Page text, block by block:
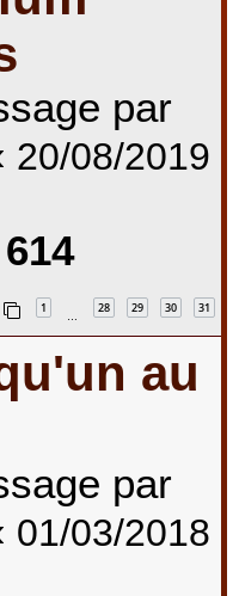
par
20/08/2019
614
1 28 29 30 31
au
par
01/03/2018